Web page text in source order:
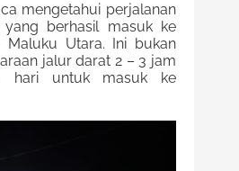
mengetahui perjalanan
berhasil masuk ke
Maluku Utara. Ini bukan
jalur darat 2 – 3 jam
hari untuk masuk ke